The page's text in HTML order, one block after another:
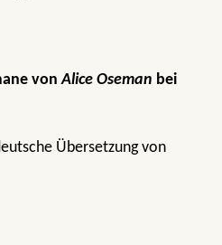
vonAlice Oseman bei
Übersetzung von